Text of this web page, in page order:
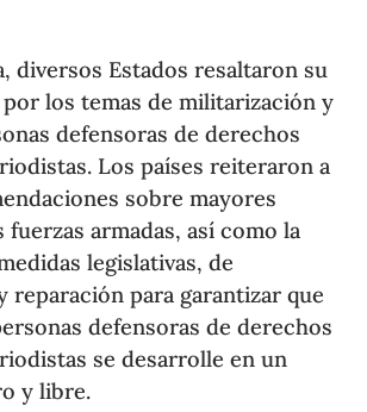
diversos Estados resaltaron su
los temas de militarización y
defensoras de derechos
Los países reiteraron a
sobre mayores
armadas, así como la
legislativas, de
reparación para garantizar que
defensoras de derechos
se desarrolle en un
y libre.